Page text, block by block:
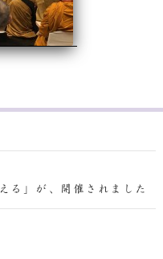
る」が、開催されました